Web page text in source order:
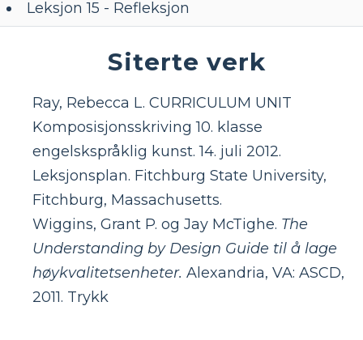
Leksjon 15 - Refleksjon
Siterte verk
Ray, Rebecca L. CURRICULUM UNIT
Komposisjonsskriving 10. klasse
engelskspråklig kunst. 14. juli 2012.
Leksjonsplan. Fitchburg State University,
Fitchburg, Massachusetts.
Wiggins, Grant P. og Jay McTighe. The
Understanding by Design Guide til å lage
høykvalitetsenheter. Alexandria, VA: ASCD,
2011. Trykk